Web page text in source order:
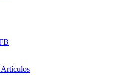
Artículos